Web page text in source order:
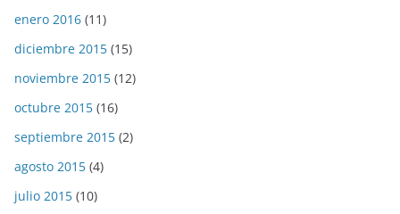
enero 2016 (11)
diciembre 2015 (15)
noviembre 2015 (12)
octubre 2015 (16)
septiembre 2015 (2)
agosto 2015 (4)
julio 2015 (10)